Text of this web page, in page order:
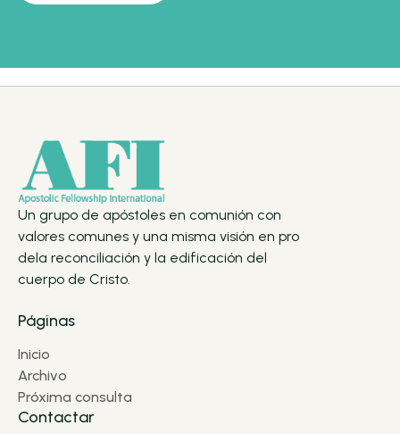
Un grupo de apóstoles en comunión con
valores comunes y una misma visión en pro
dela reconciliación y la edificación del
cuerpo de Cristo.
Páginas
Inicio
Archivo
Próxima consulta
Contactar